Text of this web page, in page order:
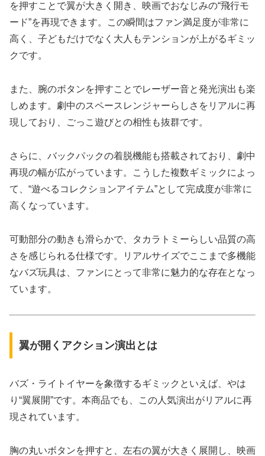
を押すことで翼が大きく開き、映画でおなじみの“飛行モ
ード”を再現できます。この瞬間はファン満足度が非常に
高く、子どもだけでなく大人もテンションが上がるギミッ
クです。
また、腕のボタンを押すことでレーザー音と発光演出も楽
しめます。劇中のスペースレンジャーらしさをリアルに再
現しており、ごっこ遊びとの相性も抜群です。
さらに、バックパックの着脱機能も搭載されており、劇中
再現の幅が広がっています。こうした複数ギミックによっ
て、“遊べるコレクションアイテム”として完成度が非常に
高くなっています。
可動部分の動きも滑らかで、タカラトミーらしい品質の高
さを感じられる仕様です。リアルサイズでここまで多機能
なバズ玩具は、ファンにとって非常に魅力的な存在となっ
ています。
翼が開くアクション演出とは
バズ・ライトイヤーを象徴するギミックといえば、やは
り“翼展開”です。本商品でも、この人気演出がリアルに再
現されています。
胸の丸いボタンを押すと、左右の翼が大きく展開し、映画